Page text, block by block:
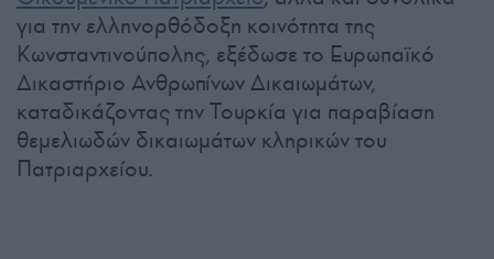
για την ελληνορθόδοξη κοινότητα της
Κωνσταντινούπολης, εξέδωσε το Ευρωπαϊκό
Δικαστήριο Ανθρωπίνων Δικαιωμάτων,
καταδικάζοντας την Τουρκία για παραβίαση
θεμελιωδών δικαιωμάτων κληρικών του
Πατριαρχείου.